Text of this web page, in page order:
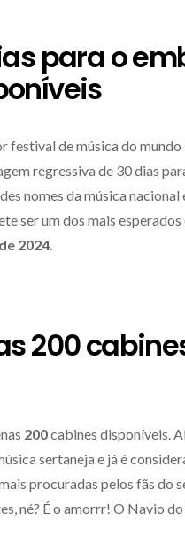
para o
festival de música do
regressiva de 30 dias
nomes da música
ser um dos mais esperados
2024.
200
200cabines disponíveis.
sertaneja e já é
procuradas pelos fãs do
né? É o amorrr! O Navio